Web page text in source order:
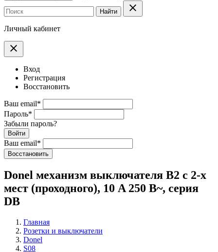
Найти clear
Личный кабинет
clear
Вход
Регистрация
Восстановить
Ваш email*
Пароль*
Забыли пароль?
Войти
Ваш email*
Воcстановить
Donel механизм выключателя В2 с 2-х
мест (проходного), 10 A 250 В~, серия
DB
Главная
Розетки и выключатели
Donel
S08